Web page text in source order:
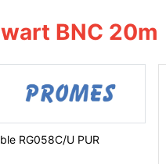
BNC 20m
RG058C/U PUR